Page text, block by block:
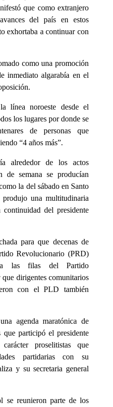
que como extranjero
del país en estos
exhortaba a continuar con
como una promoción
inmediato algarabía en el
línea noroeste desde el
los lugares por donde se
de personas que
“4 años más”.
alrededor de los actos
semana se producían
la del sábado en Santo
una multitudinaria
del presidente
para que decenas de
Revolucionario (PRD)
las filas del Partido
dirigentes comunitarios
con el PLD también
agenda maratónica de
que participó el presidente
proselitistas que
partidarias con su
y su secretaria general
se reunieron parte de los